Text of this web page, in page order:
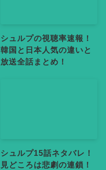
シュルプの視聴率速報！
韓国と日本人気の違いと
放送全話まとめ！
シュルプ15話ネタバレ！
見どころは悲劇の連鎖！